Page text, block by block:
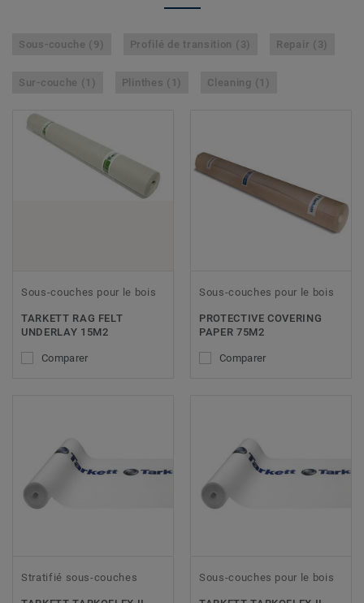
Sous-couche (9) Profilé de transition (3) Repair (3)
Sur-couche (1) Plinthes (1) Cleaning (1)
Sous-couches pour le bois
TARKETT RAG FELT
UNDERLAY 15M2
Comparer
Sous-couches pour le bois
PROTECTIVE COVERING
PAPER 75M2
Comparer
Stratifié sous-couches Sous-couches pour le bois